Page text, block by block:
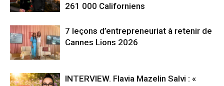
261 000 Californiens
7 leçons d’entrepreneuriat à retenir de
Cannes Lions 2026
INTERVIEW. Flavia Mazelin Salvi : «